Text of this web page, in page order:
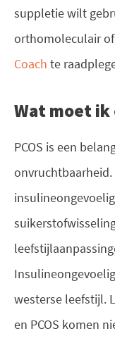
suppletie wilt
orthomoleculair
Coach te
Wat moet ik
PCOS is een
onvruchtbaarheid.
westerse leefstijl.
en PCOS komen